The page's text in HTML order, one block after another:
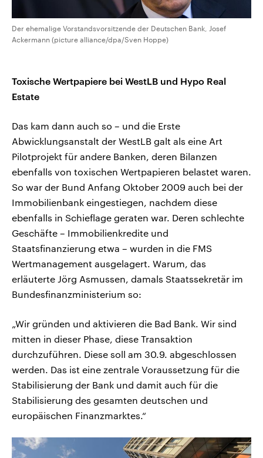
Der ehemalige Vorstandsvorsitzende der Deutschen Bank, Josef
Ackermann (picture alliance/dpa/Sven Hoppe)
Toxische Wertpapiere bei WestLB und Hypo Real
Estate
Das kam dann auch so – und die Erste
Abwicklungsanstalt der WestLB galt als eine Art
Pilotprojekt für andere Banken, deren Bilanzen
ebenfalls von toxischen Wertpapieren belastet waren.
So war der Bund Anfang Oktober 2009 auch bei der
Immobilienbank eingestiegen, nachdem diese
ebenfalls in Schieflage geraten war. Deren schlechte
Geschäfte – Immobilienkredite und
Staatsfinanzierung etwa – wurden in die FMS
Wertmanagement ausgelagert. Warum, das
erläuterte Jörg Asmussen, damals Staatssekretär im
Bundesfinanzministerium so:
„Wir gründen und aktivieren die Bad Bank. Wir sind
mitten in dieser Phase, diese Transaktion
durchzuführen. Diese soll am 30.9. abgeschlossen
werden. Das ist eine zentrale Voraussetzung für die
Stabilisierung der Bank und damit auch für die
Stabilisierung des gesamten deutschen und
europäischen Finanzmarktes.“